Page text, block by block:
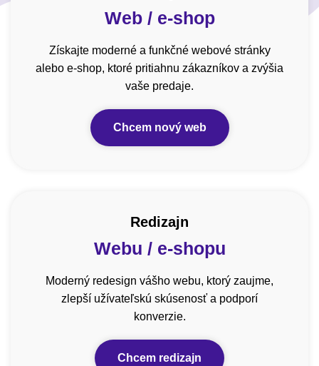
Web / e-shop
Získajte moderné a funkčné webové stránky
alebo e-shop, ktoré pritiahnu zákazníkov a zvýšia
vaše predaje.
Chcem nový web
Redizajn
Webu / e-shopu
Moderný redesign vášho webu, ktorý zaujme,
zlepší užívateľskú skúsenosť a podporí
konverzie.
Chcem redizajn